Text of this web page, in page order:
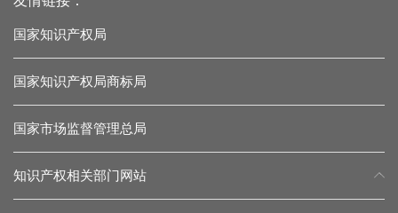
国家知识产权局
国家知识产权局商标局
国家市场监督管理总局
知识产权相关部门网站